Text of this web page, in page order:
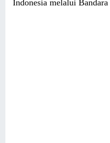
Indonesia melalui Bandara